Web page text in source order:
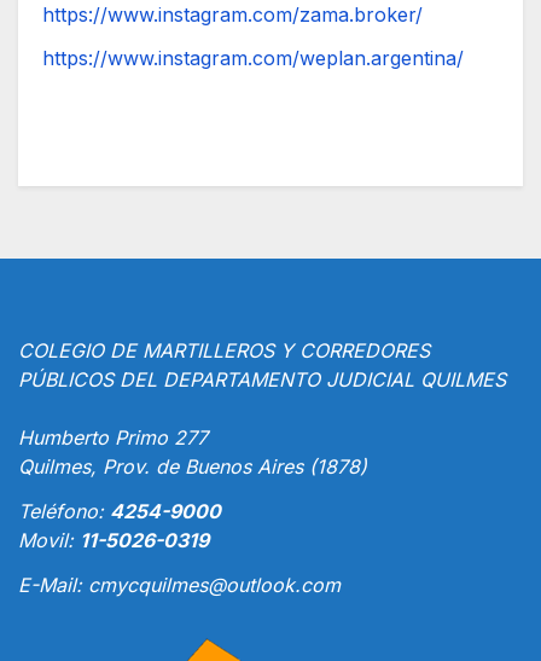
https://www.instagram.com/zama.broker/
https://www.instagram.com/weplan.argentina/
COLEGIO DE MARTILLEROS Y CORREDORES
PÚBLICOS DEL DEPARTAMENTO JUDICIAL QUILMES
Humberto Primo 277
Quilmes, Prov. de Buenos Aires (1878)
Teléfono: 4254-9000
Movil: 11-5026-0319
E-Mail: cmycquilmes@outlook.com